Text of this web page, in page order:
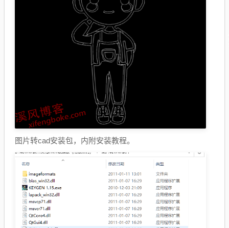
图片转cad安装包，内附安装教程。